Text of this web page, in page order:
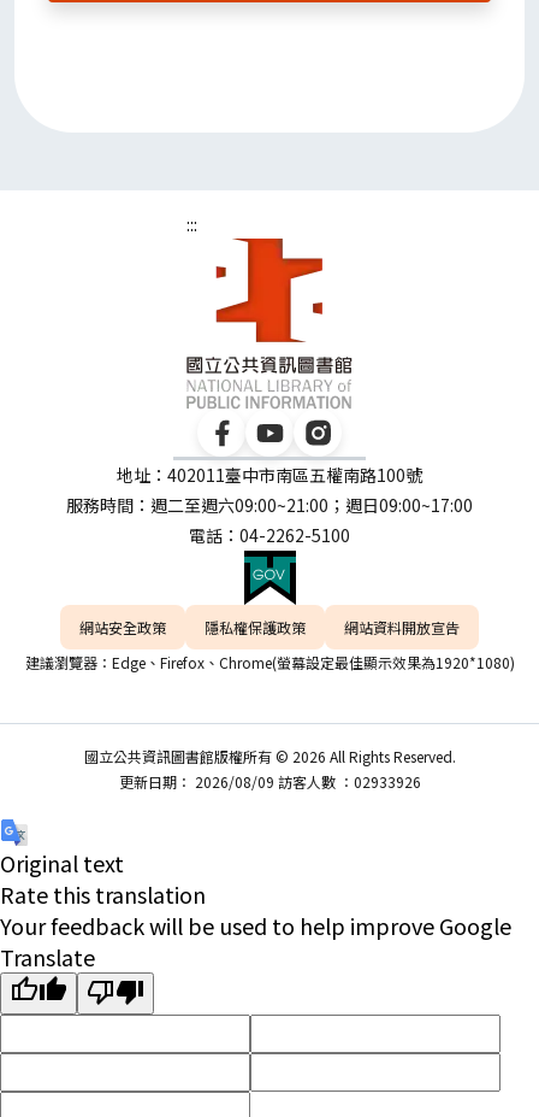
:::
地址：402011臺中市南區五權南路100號
服務時間：週二至週六09:00~21:00；週日09:00~17:00
電話：04-2262-5100
網站安全政策 隱私權保護政策
網站資料開放宣告
建議瀏覽器：Edge、Firefox、Chrome(螢幕設定最佳顯示效果為1920*1080)
國立公共資訊圖書館版權所有 © 2026 All Rights Reserved.
更新日期： 2026/08/09 訪客人數 ：02933926
Original text
Rate this translation
Your feedback will be used to help improve Google
Translate